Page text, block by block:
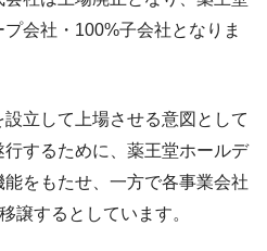
会社・100%子会社となりま
設立して上場させる意図として
するために、薬王堂ホールデ
をもたせ、一方で各事業会社
譲するとしています。